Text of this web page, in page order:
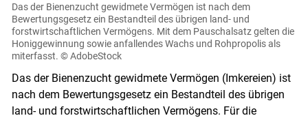
Das der Bienenzucht gewidmete Vermögen ist nach dem
Bewertungsgesetz ein Bestandteil des übrigen land- und
forstwirtschaftlichen Vermögens. Mit dem Pauschalsatz gelten die
Honiggewinnung sowie anfallendes Wachs und Rohpropolis als
miterfasst. © AdobeStock
Das der Bienenzucht gewidmete Vermögen (Imkereien) ist
nach dem Bewertungsgesetz ein Bestandteil des übrigen
land- und forstwirtschaftlichen Vermögens. Für die